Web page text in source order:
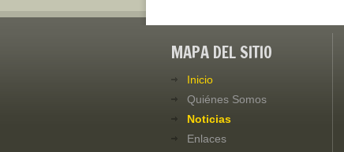
MAPA DEL SITIO
Inicio
Quiénes Somos
Noticias
Enlaces